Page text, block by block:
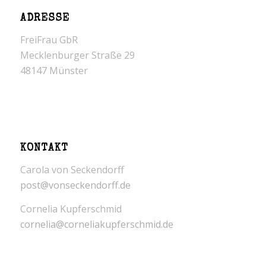
ADRESSE
FreiFrau GbR
Mecklenburger Straße 29
48147 Münster
KONTAKT
Carola von Seckendorff
post@vonseckendorff.de
Cornelia Kupferschmid
cornelia@corneliakupferschmid.de